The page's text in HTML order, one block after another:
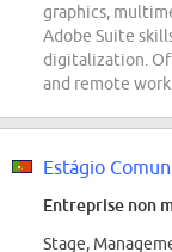
graphics,
Adobe Suite
digitalization.
and remote
Estágio
Entreprise non
Stage,